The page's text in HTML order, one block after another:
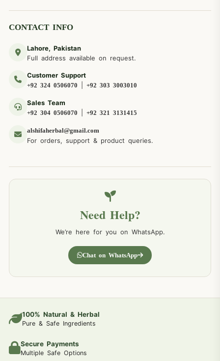
CONTACT INFO
Lahore, Pakistan
Full address available on request.
Customer Support
+92 324 0506070 +92 303 3003010
Sales Team
+92 304 0506070 +92 321 3131415
alshifaherbal@gmail.com
For orders, support & product queries.
Need Help?
We’re here for you on WhatsApp.
Chat on WhatsApp
100% Natural & Herbal
Pure & Safe Ingredients
Secure Payments
Multiple Safe Options